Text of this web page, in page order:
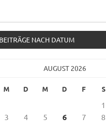
BEITRÄGE NACH DATUM
AUGUST 2026
M D M D F S
1
3
4 5 6 7 8